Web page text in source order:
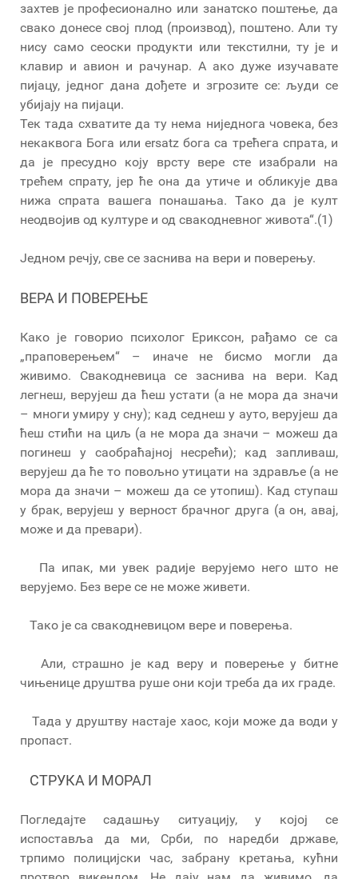
захтев је професионално или занатско поштење, да
свако донесе свој плод (производ), поштено. Али ту
нису само сеоски продукти или текстилни, ту је и
клавир и авион и рачунар. А ако дуже изучавате
пијацу, једног дана дођете и згрозите се: људи се
убијају на пијаци.
Тек тада схватите да ту нема ниједнога човека, без
некаквога Бога или ersatz бога са трећега спрата, и
да је пресудно коју врсту вере сте изабрали на
трећем спрату, јер ће она да утиче и обликује два
нижа спрата вашега понашања. Тако да је култ
неодвојив од културе и од свакодневног живота“.(1)
Једном речју, све се заснива на вери и поверењу.
ВЕРА И ПОВЕРЕЊЕ
Како је говорио психолог Ериксон, рађамо се са
„праповерењем“ – иначе не бисмо могли да
живимо. Свакодневица се заснива на вери. Кад
легнеш, верујеш да ћеш устати (а не мора да значи
– многи умиру у сну); кад седнеш у ауто, верујеш да
ћеш стићи на циљ (а не мора да значи – можеш да
погинеш у саобраћајној несрећи); кад запливаш,
верујеш да ће то повољно утицати на здравље (а не
мора да значи – можеш да се утопиш). Кад ступаш
у брак, верујеш у верност брачног друга (а он, авај,
може и да превари).
Па ипак, ми увек радије верујемо него што не
верујемо. Без вере се не може живети.
Тако је са свакодневицом вере и поверења.
Али, страшно је кад веру и поверење у битне
чињенице друштва руше они који треба да их граде.
Тада у друштву настаје хаос, који може да води у
пропаст.
СТРУКА И МОРАЛ
Погледајте садашњу ситуацију, у којој се
испоставља да ми, Срби, по наредби државе,
трпимо полицијски час, забрану кретања, кућни